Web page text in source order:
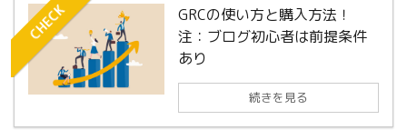
CHECK
GRCの使い方と購入方法！
注：ブログ初心者は前提条件
あり
続きを見る